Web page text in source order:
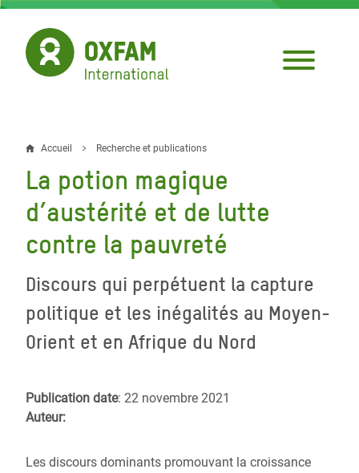
Aller
contenu
principal
Fil
d'Ariane
Accueil Recherche et publications
La potion magique
d’austérité et de lutte
contre la pauvreté
Discours qui perpétuent la capture
politique et les inégalités au Moyen-
Orient et en Afrique du Nord
Publication date: 22 novembre 2021
Auteur:
Les discours dominants promouvant la croissance